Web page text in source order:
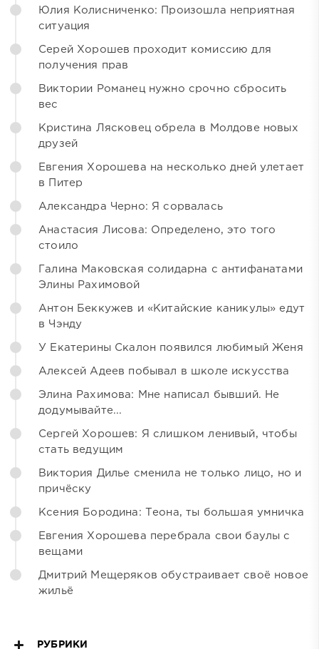
Юлия Колисниченко: Произошла неприятная
ситуация
Серей Хорошев проходит комиссию для
получения прав
Виктории Романец нужно срочно сбросить
вес
Кристина Лясковец обрела в Молдове новых
друзей
Евгения Хорошева на несколько дней улетает
в Питер
Александра Черно: Я сорвалась
Анастасия Лисова: Определено, это того
стоило
Галина Маковская солидарна с антифанатами
Элины Рахимовой
Антон Беккужев и «Китайские каникулы» едут
в Чэнду
У Екатерины Скалон появился любимый Женя
Алексей Адеев побывал в школе искусства
Элина Рахимова: Мне написал бывший. Не
додумывайте...
Сергей Хорошев: Я слишком ленивый, чтобы
стать ведущим
Виктория Дилье сменила не только лицо, но и
причёску
Ксения Бородина: Теона, ты большая умничка
Евгения Хорошева перебрала свои баулы с
вещами
Дмитрий Мещеряков обустраивает своё новое
жильё
РУБРИКИ